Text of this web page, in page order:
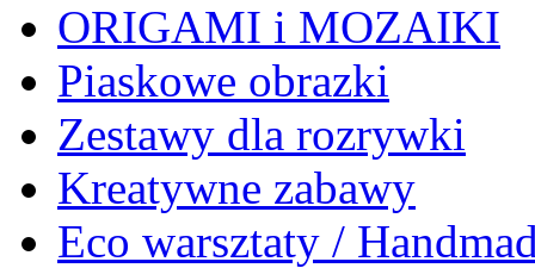
ORIGAMI i MOZAIKI
Piaskowe obrazki
Zestawy dla rozrywki
Kreatywne zabawy
Eco warsztaty /